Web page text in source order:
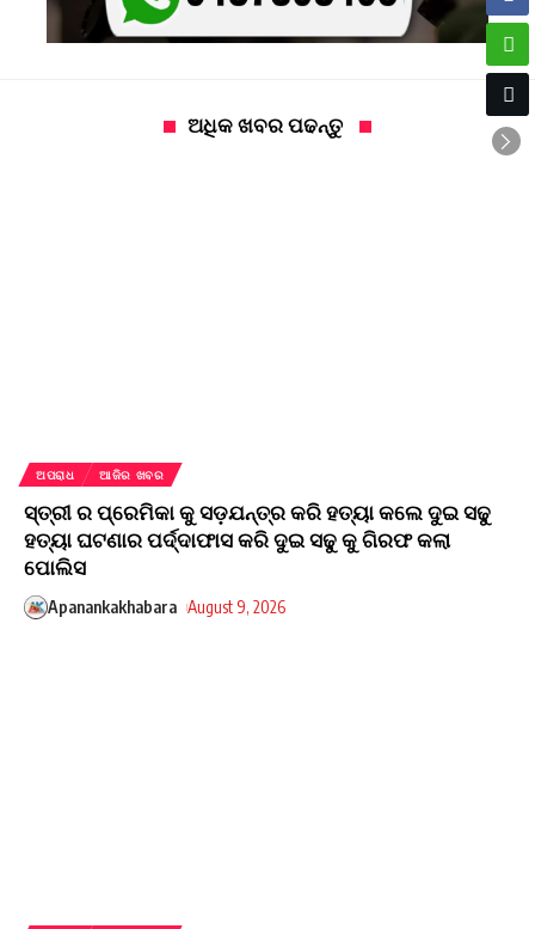
ଅଧିକ ଖବର ପଢନ୍ତୁ
ଅପରାଧ ଆଜିର ଖବର
ସ୍ତ୍ରୀ ର ପ୍ରେମିକା କୁ ସଡ଼ଯନ୍ତ୍ର କରି ହତ୍ୟା କଲେ ଦୁଇ ସଢୁ
ହତ୍ୟା ଘଟଣାର ପର୍ଦ୍ଦାଫାସ କରି ଦୁଇ ସଢୁ କୁ ଗିରଫ କଲା
ପୋଲିସ
Apanankakhabara August 9, 2026